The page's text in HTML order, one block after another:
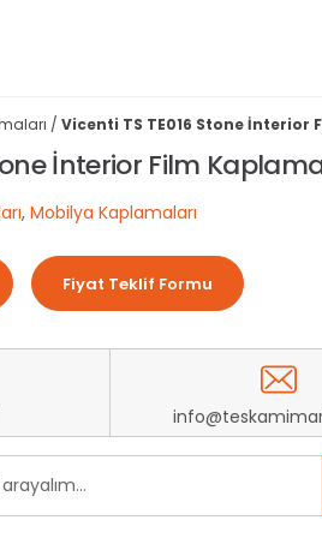
/ Vicenti TS TE016 Stone İnterior
İnterior Film
, Mobilya Kaplamaları
Fiyat Teklif Formu